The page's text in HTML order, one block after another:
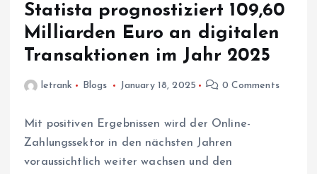
Statista prognostiziert 109,60
Milliarden Euro an digitalen
Transaktionen im Jahr 2025
letrank Blogs January 18, 2025 0 Comments
Mit positiven Ergebnissen wird der Online-
Zahlungssektor in den nächsten Jahren
voraussichtlich weiter wachsen und den